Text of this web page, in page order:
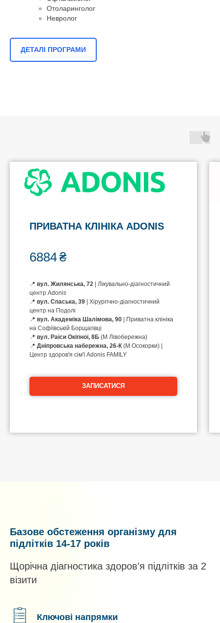
Отоларинголог
Невролог
ДЕТАЛІ ПРОГРАМИ
ПРИВАТНА КЛІНІКА ADONIS
6884₴
📍 вул. Жилянська, 72 | Лікувально-діагностичний
центр Adonis
📍 вул. Спаська, 39 | Хірургічно-діагностичний
центр на Подолі
📍 вул. Академіка Шалімова, 90 | Приватна клініка
на Софіївській Борщагівці
📍 вул. Раїси Окіпної, 8Б (М Лівобережна)
📍 Дніпровська набережна, 26-К (М Осокорки) |
Центр здоров'я сім'ї Adonis FAMILY
ЗАПИСАТИСЯ
Базове обстеження організму для
підлітків 14-17 років
Щорічна діагностика здоров'я підлітків за 2
візити
Ключові напрямки